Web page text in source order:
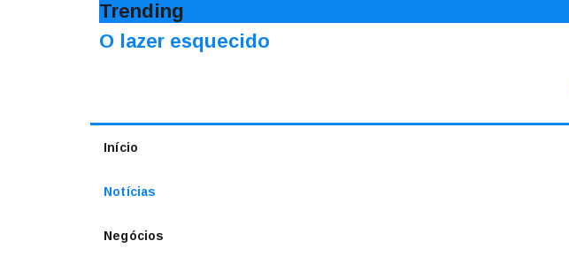
Trending
O lazer esquecido
Início
Notícias
Negócios